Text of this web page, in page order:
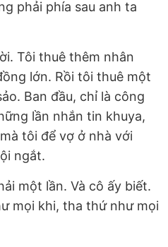
phải phía sau anh ta
Tôi thuê thêm nhân
lớn. Rồi tôi thuê một
Ban đầu, chỉ là công
lần nhắn tin khuya,
tôi để vợ ở nhà với
ngắt.
một lần. Và cô ấy biết.
mọi khi, tha thứ như mọi